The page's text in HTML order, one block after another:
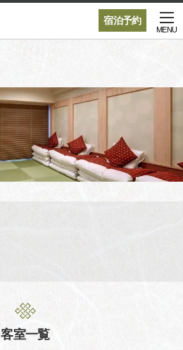
宿泊予約
MENU
客室一覧